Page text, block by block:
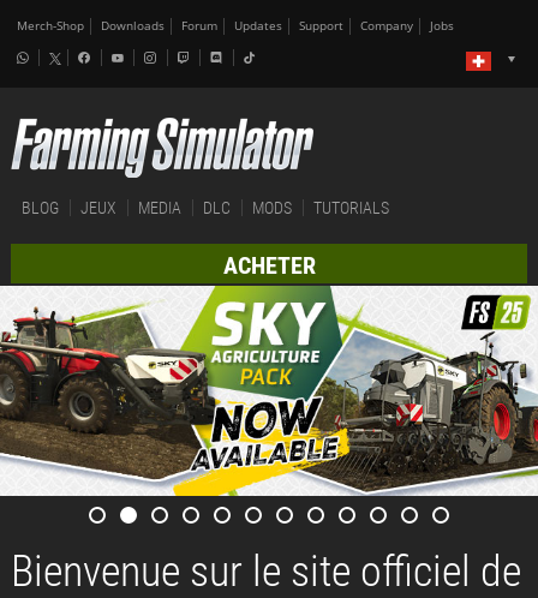
Merch-Shop Downloads Forum Updates Support Company Jobs
BLOG JEUX MEDIA DLC MODS TUTORIALS
ACHETER
Bienvenue sur le site officiel de